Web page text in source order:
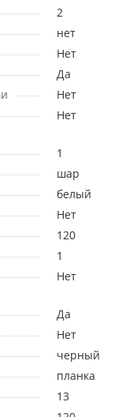
2
нет
Нет
Да
Нет
Нет
1
шар
белый
Нет
120
1
Нет
Да
Нет
черный
планка
13